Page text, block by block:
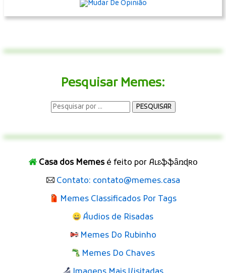
Pesquisar Memes:
Casa dos Memesé feito por Aʟɛֆֆǟռɖʀօ
Contato: contato@memes.casa
Memes Classificados Por Tags
Áudios de Risadas
Memes Do Rubinho
Memes Do Chaves